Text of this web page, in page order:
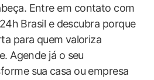
Entre ‌em ‍contato com
Brasil e descubra‌ porque
para quem ⁣valoriza
Agende já o ​seu‌
sua⁤ casa ou‌ empresa‌